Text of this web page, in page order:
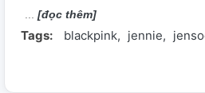
[đọc thêm]
Tags: blackpink jennie